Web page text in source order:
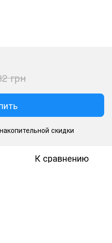
грн
скидки
К сравнению